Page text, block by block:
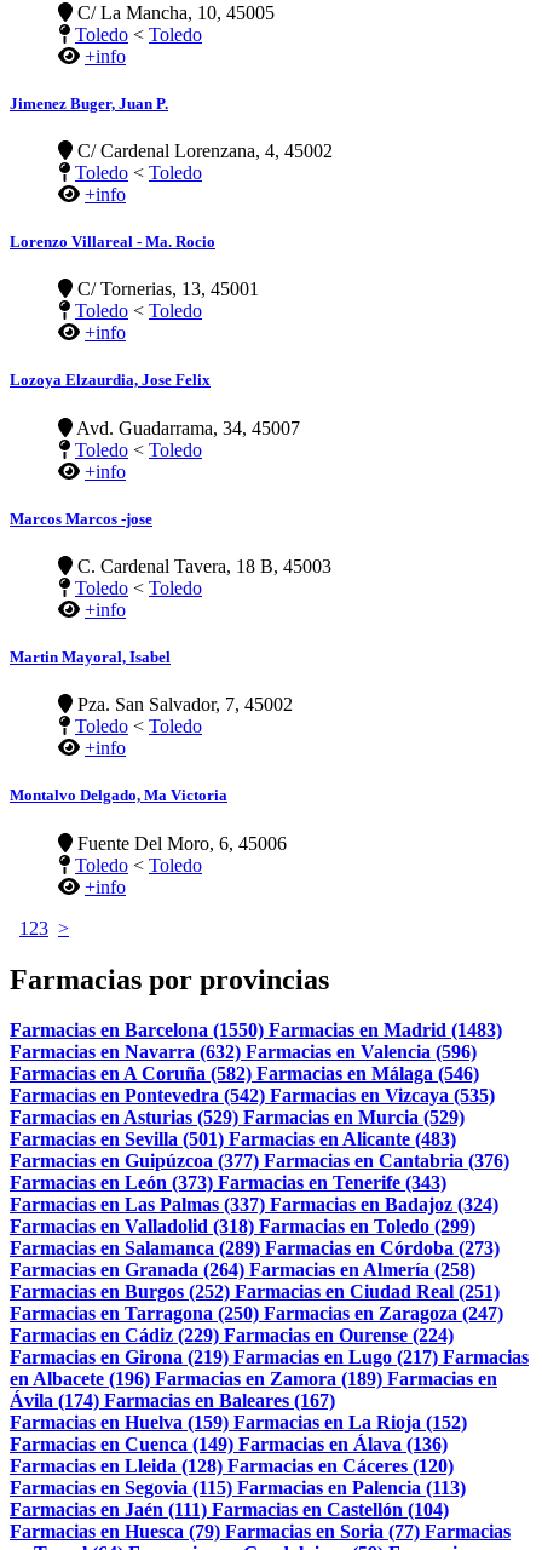
C/ La Mancha, 10, 45005
Toledo < Toledo
+info
Jimenez Buger, Juan P.
C/ Cardenal Lorenzana, 4, 45002
Toledo < Toledo
+info
Lorenzo Villareal - Ma. Rocio
C/ Tornerias, 13, 45001
Toledo < Toledo
+info
Lozoya Elzaurdia, Jose Felix
Avd. Guadarrama, 34, 45007
Toledo < Toledo
+info
Marcos Marcos -jose
C. Cardenal Tavera, 18 B, 45003
Toledo < Toledo
+info
Martin Mayoral, Isabel
Pza. San Salvador, 7, 45002
Toledo < Toledo
+info
Montalvo Delgado, Ma Victoria
Fuente Del Moro, 6, 45006
Toledo < Toledo
+info
1 23 >
Farmacias por provincias
Farmacias en Barcelona (1550) Farmacias en Madrid (1483)
Farmacias en Navarra (632) Farmacias en Valencia (596)
Farmacias en A Coruña (582) Farmacias en Málaga (546)
Farmacias en Pontevedra (542) Farmacias en Vizcaya (535)
Farmacias en Asturias (529) Farmacias en Murcia (529)
Farmacias en Sevilla (501) Farmacias en Alicante (483)
Farmacias en Guipúzcoa (377) Farmacias en Cantabria (376)
Farmacias en León (373) Farmacias en Tenerife (343)
Farmacias en Las Palmas (337) Farmacias en Badajoz (324)
Farmacias en Valladolid (318) Farmacias en Toledo (299)
Farmacias en Salamanca (289) Farmacias en Córdoba (273)
Farmacias en Granada (264) Farmacias en Almería (258)
Farmacias en Burgos (252) Farmacias en Ciudad Real (251)
Farmacias en Tarragona (250) Farmacias en Zaragoza (247)
Farmacias en Cádiz (229) Farmacias en Ourense (224)
Farmacias en Girona (219) Farmacias en Lugo (217) Farmacias
en Albacete (196) Farmacias en Zamora (189) Farmacias en
Ávila (174) Farmacias en Baleares (167)
Farmacias en Huelva (159) Farmacias en La Rioja (152)
Farmacias en Cuenca (149) Farmacias en Álava (136)
Farmacias en Lleida (128) Farmacias en Cáceres (120)
Farmacias en Segovia (115) Farmacias en Palencia (113)
Farmacias en Jaén (111) Farmacias en Castellón (104)
Farmacias en Huesca (79) Farmacias en Soria (77) Farmacias